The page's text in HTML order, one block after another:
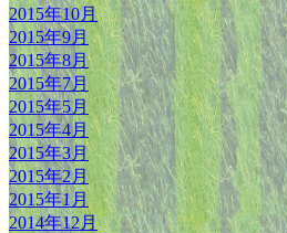
2015年10月
2015年9月
2015年8月
2015年7月
2015年5月
2015年4月
2015年3月
2015年2月
2015年1月
2014年12月